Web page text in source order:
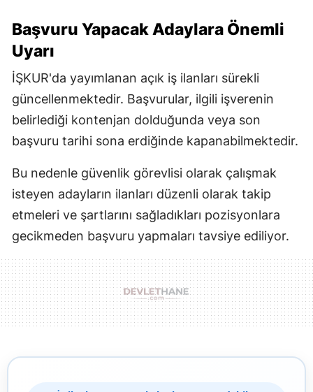
Başvuru Yapacak Adaylara Önemli
Uyarı
İŞKUR'da yayımlanan açık iş ilanları sürekli
güncellenmektedir. Başvurular, ilgili işverenin
belirlediği kontenjan dolduğunda veya son
başvuru tarihi sona erdiğinde kapanabilmektedir.
Bu nedenle güvenlik görevlisi olarak çalışmak
isteyen adayların ilanları düzenli olarak takip
etmeleri ve şartlarını sağladıkları pozisyonlara
gecikmeden başvuru yapmaları tavsiye ediliyor.